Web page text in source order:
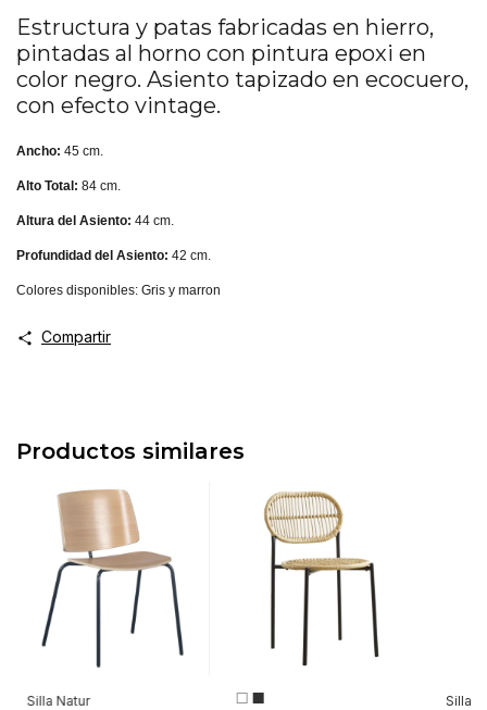
Estructura y patas fabricadas en hierro,
pintadas al horno con pintura epoxi en
color negro. Asiento tapizado en ecocuero,
con efecto vintage.
Ancho: 45 cm.
Alto Total: 84 cm.
Altura del Asiento: 44 cm.
Profundidad del Asiento: 42 cm.
Colores disponibles: Gris y marron
Compartir
Productos similares
Silla Natur
Silla